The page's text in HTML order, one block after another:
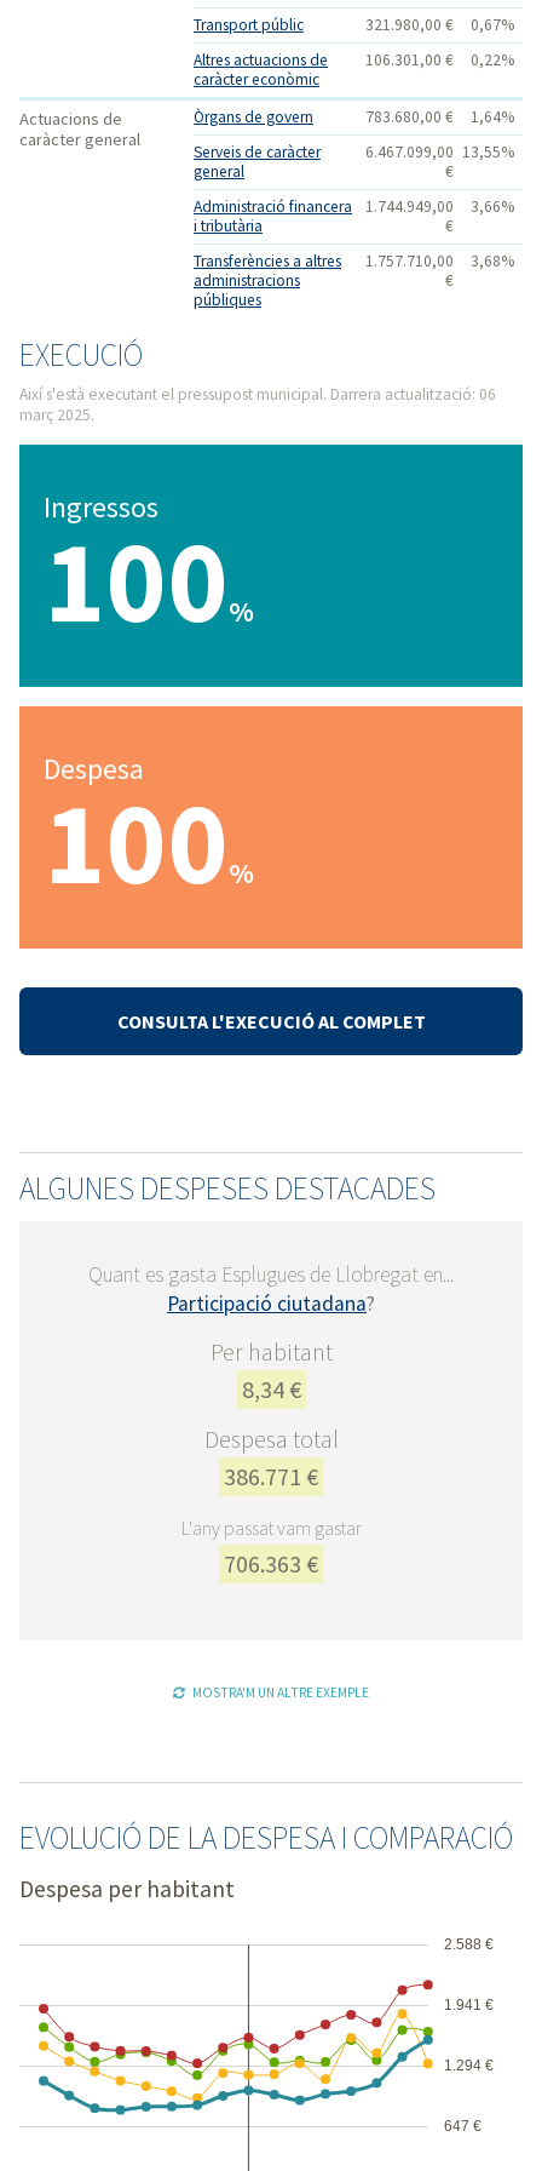
Transport públic 321.980,00 €
0,67%
Altres actuacions de
caràcter econòmic
106.301,00 € 0,22%
Actuacions de
caràcter general
Òrgans de govern 783.680,00 €
1,64%
Serveis de caràcter
general
6.467.099,00
€
13,55%
Administració financera
i tributària
1.744.949,00
€
3,66%
Transferències a altres
administracions
públiques
1.757.710,00
€
3,68%
EXECUCIÓ
Així s'està executant el pressupost municipal. Darrera actualització: 06
març 2025.
Ingressos
100%
Despesa
100%
CONSULTA L'EXECUCIÓ AL COMPLET
ALGUNES DESPESES DESTACADES
Quant es gasta Esplugues de Llobregat en...
Participació ciutadana?
Per habitant
8,34 €
Despesa total
386.771 €
L'any passat vam gastar
706.363 €
MOSTRA'M UN ALTRE EXEMPLE
EVOLUCIÓ DE LA DESPESA I COMPARACIÓ
647 €
1.294 €
1.941 €
2.588 €
Despesa per habitant